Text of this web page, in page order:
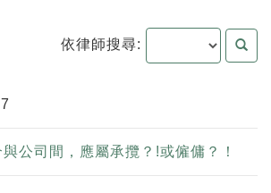
依律師搜尋:
公司間，應屬承攬？!或僱傭？！